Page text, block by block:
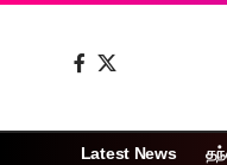
Latest News